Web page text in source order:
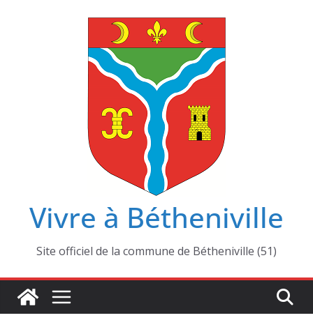
Vivre à Bétheniville
Site officiel de la commune de Bétheniville (51)